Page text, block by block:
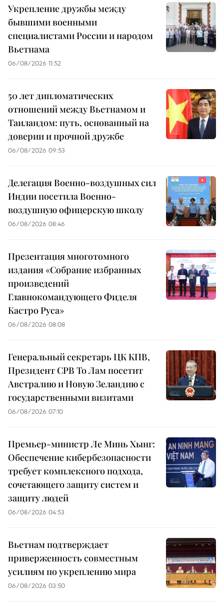
Укрепление дружбы между
бывшими военными
специалистами России и народом
Вьетнама
06/08/2026 11:52
50 лет дипломатических
отношений между Вьетнамом и
Таиландом: путь, основанный на
доверии и прочной дружбе
06/08/2026 09:53
Делегация Военно-воздушных сил
Индии посетила Военно-
воздушную офицерскую школу
06/08/2026 08:46
Презентация многотомного
издания «Собрание избранных
произведений
Главнокомандующего Фиделя
Кастро Руса»
06/08/2026 08:08
Генеральный секретарь ЦК КПВ,
Президент СРВ То Лам посетит
Австралию и Новую Зеландию с
государственными визитами
06/08/2026 07:10
Премьер-министр Ле Минь Хынг:
Обеспечение кибербезопасности
требует комплексного подхода,
сочетающего защиту систем и
защиту людей
06/08/2026 04:53
Вьетнам подтверждает
приверженность совместным
усилиям по укреплению мира
06/08/2026 03:50